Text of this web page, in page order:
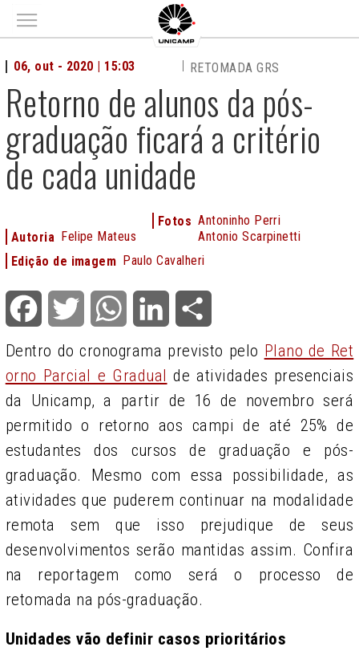
Main menu
Retorno de alunos da pós-
graduação ficará a critério
de cada unidade
06, out - 2020 | 15:03 RETOMADA GRS
Autoria Felipe Mateus
Fotos Antoninho Perri
Antonio Scarpinetti
Edição de imagem Paulo Cavalheri
Facebook Twitter WhatsApp LinkedIn
Dentro do cronograma previsto pelo Plano de Ret
orno Parcial e Gradual de atividades presenciais
da Unicamp, a partir de 16 de novembro será
permitido o retorno aos campi de até 25% de
estudantes dos cursos de graduação e pós-
graduação. Mesmo com essa possibilidade, as
atividades que puderem continuar na modalidade
remota sem que isso prejudique de seus
desenvolvimentos serão mantidas assim. Confira
na reportagem como será o processo de
retomada na pós-graduação.
Unidades vão definir casos prioritários